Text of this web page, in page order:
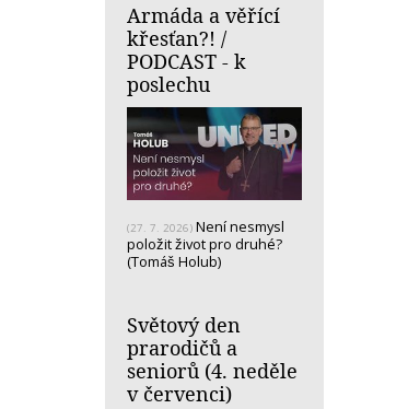
Armáda a věřící
křesťan?! /
PODCAST - k
poslechu
(27. 7. 2026) Není nesmysl
položit život pro druhé?
(Tomáš Holub)
Světový den
prarodičů a
seniorů (4. neděle
v červenci)